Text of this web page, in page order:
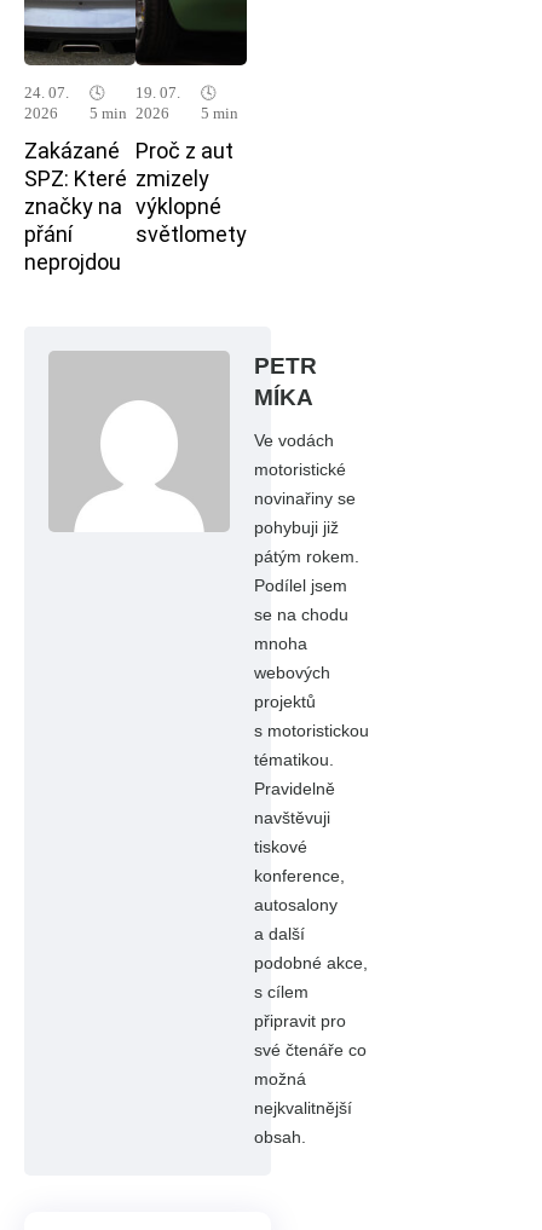
24. 07.
2026
🕓
5 min
Zakázané
SPZ: Které
značky na
přání
neprojdou
19. 07.
2026
🕓
5 min
Proč z aut
zmizely
výklopné
světlomety
PETR
MÍKA
Ve vodách
motoristické
novinařiny se
pohybuji již
pátým rokem.
Podílel jsem
se na chodu
mnoha
webových
projektů
s motoristickou
tématikou.
Pravidelně
navštěvuji
tiskové
konference,
autosalony
a další
podobné akce,
s cílem
připravit pro
své čtenáře co
možná
nejkvalitnější
obsah.